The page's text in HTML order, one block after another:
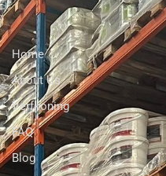
Home
About Us
Verfkoning
FAQ
Blog